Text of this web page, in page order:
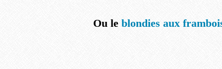
Ou le blondies aux